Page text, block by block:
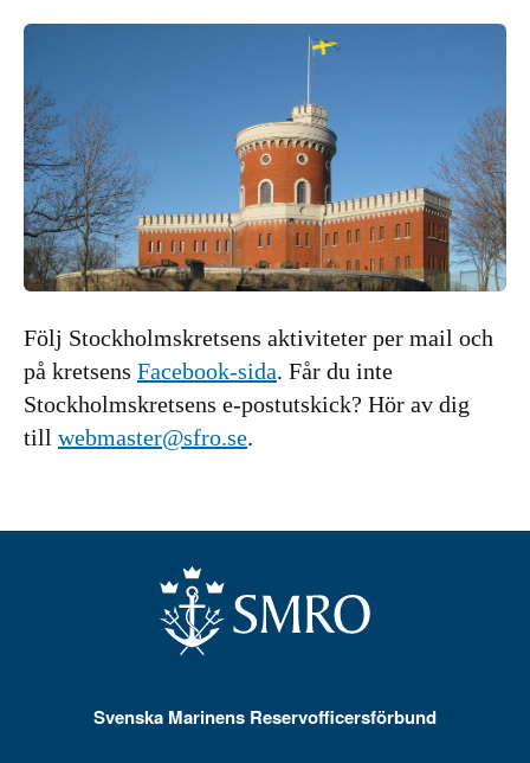
Följ Stockholmskretsens aktiviteter per mail och
på kretsens Facebook-sida. Får du inte
Stockholmskretsens e-postutskick? Hör av dig
till webmaster@sfro.se.
Svenska Marinens Reservofficersförbund